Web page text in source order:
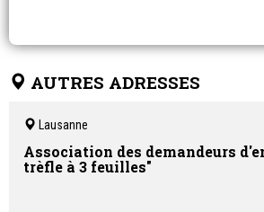
AUTRES ADRESSES
Lausanne
Association des demandeurs
trèfle à 3 feuilles"